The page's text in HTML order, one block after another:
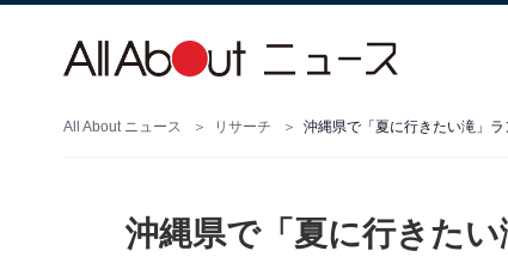
All About ニュース リサーチ 沖縄県で「夏に行きたい滝」
沖縄県で「夏に行きたい